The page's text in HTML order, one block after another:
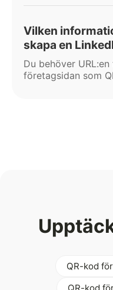
Vilken
skapa en
Du behöver
företagsidan som
QR-kod